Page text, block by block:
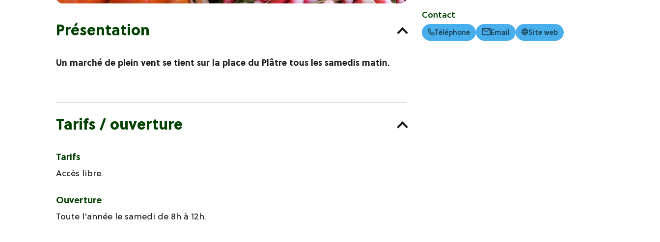
Présentation
Un marché de plein vent se tient sur la place du Plâtre tous les samedis matin.
Tarifs / ouverture
Tarifs
Accès libre.
Ouverture
Toute l'année le samedi de 8h à 12h.
Contact
Téléphone Email Site web